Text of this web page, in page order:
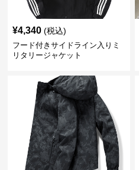
¥4,340 (税込)
フード付きサイドライン入りミ
リタリージャケット